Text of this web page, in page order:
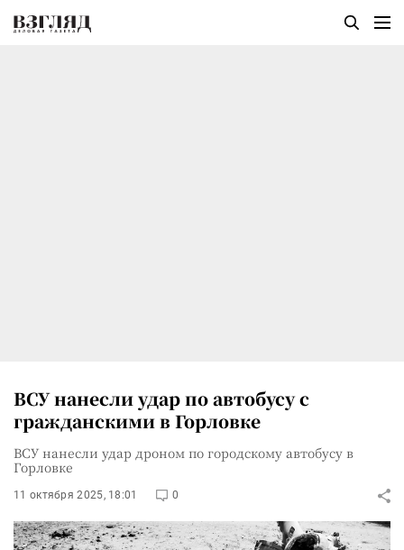
ВСУ нанесли удар по автобусу с
гражданскими в Горловке
ВСУ нанесли удар дроном по городскому автобусу в
Горловке
11 октября 2025, 18:01 0